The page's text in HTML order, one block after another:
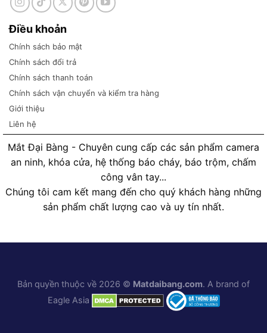
Điều khoản
Chính sách bảo mật
Chính sách đổi trả
Chính sách thanh toán
Chính sách vận chuyển và kiểm tra hàng
Giới thiệu
Liên hệ
Mắt Đại Bàng - Chuyên cung cấp các sản phẩm camera
an ninh, khóa cửa, hệ thống báo cháy, báo trộm, chấm
công vân tay...
Chúng tôi cam kết mang đến cho quý khách hàng những
sản phẩm chất lượng cao và uy tín nhất.
Bản quyền thuộc về 2026 © Matdaibang.com. A brand of
Eagle Asia